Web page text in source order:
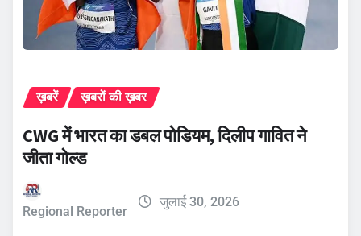
ख़बरें ख़बरों की ख़बर
CWG में भारत का डबल पोडियम, दिलीप गावित ने
जीता गोल्ड
Regional Reporter
जुलाई 30, 2026